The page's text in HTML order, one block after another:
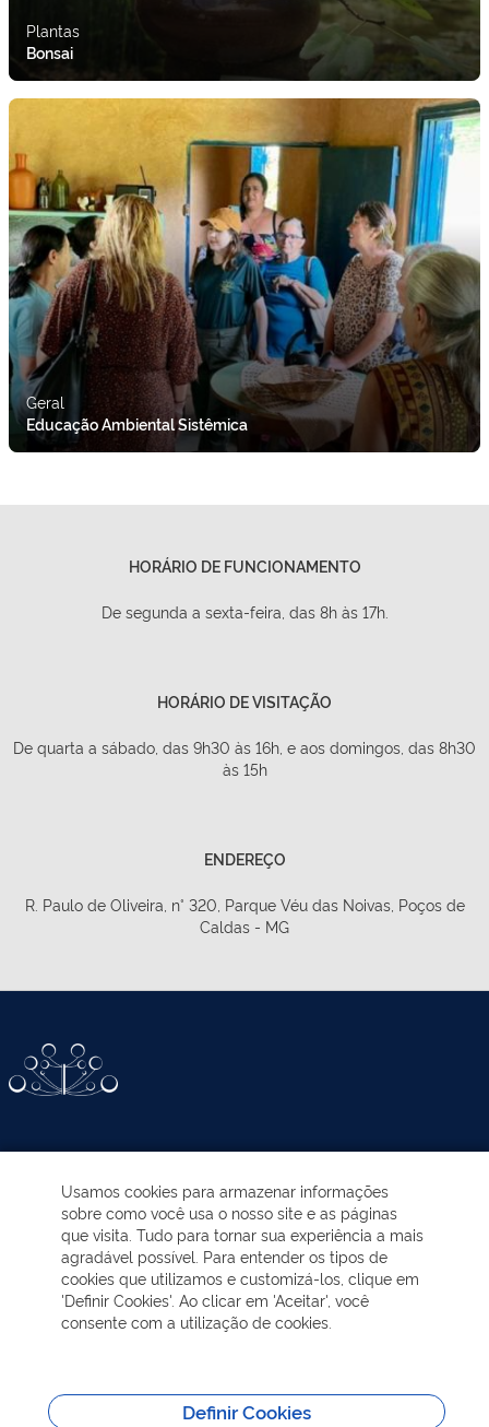
Plantas
Bonsai
Geral
Educação Ambiental Sistêmica
HORÁRIO DE FUNCIONAMENTO
De segunda a sexta-feira, das 8h às 17h.
HORÁRIO DE VISITAÇÃO
De quarta a sábado, das 9h30 às 16h, e aos domingos, das 8h30
às 15h
ENDEREÇO
R. Paulo de Oliveira, n° 320, Parque Véu das Noivas, Poços de
Caldas - MG
EDUCAÇÃO AMBIENTAL
NOTÍCIAS
VISITAÇÃO
Usamos cookies para armazenar informações
sobre como você usa o nosso site e as páginas
que visita. Tudo para tornar sua experiência a mais
agradável possível. Para entender os tipos de
cookies que utilizamos e customizá-los, clique em
'Definir Cookies'. Ao clicar em 'Aceitar', você
consente com a utilização de cookies.
Definir Cookies